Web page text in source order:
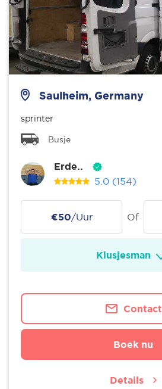
Saulheim, Germany
sprinter
Busje
Erde..
5.0 (154)
€50/Uur Of
Klusjesman
Contact
Boek nu
Details